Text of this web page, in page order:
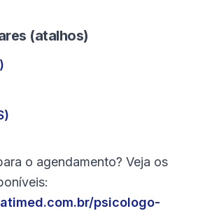
(atalhos)
o agendamento? Veja os
psicologo-